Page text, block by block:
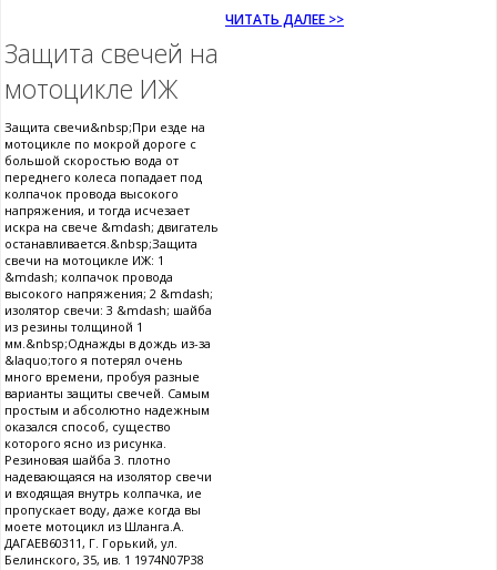
ЧИТАТЬ ДАЛЕЕ >>
Защита свечей на
мотоцикле ИЖ
Защита свечи&nbsp;При езде на
мотоцикле по мокрой дороге с
большой скоростью вода от
переднего колеса попадает под
колпачок провода высокого
напряжения, и тогда исчезает
искра на свече &mdash; двигатель
останавливается.&nbsp;Защита
свечи на мотоцикле ИЖ: 1
&mdash; колпачок провода
высокого напряжения; 2 &mdash;
изолятор свечи: 3 &mdash; шайба
из резины толщиной 1
мм.&nbsp;Однажды в дождь из-за
&laquo;того я потерял очень
много времени, пробуя разные
варианты защиты свечей. Самым
простым и абсолютно надежным
оказался способ, существо
которого ясно из рисунка.
Резиновая шайба 3. плотно
надевающаяся на изолятор свечи
и входящая внутрь колпачка, ие
пропускает воду, даже когда вы
моете мотоцикл из Шланга.А.
ДАГАЕВ60311, Г. Горький, ул.
Белинского, 35, ив. 1 1974N07P38